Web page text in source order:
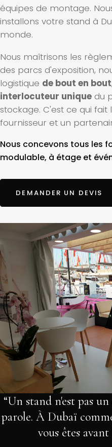
équipes de montage.
installons votre stand à
monde.
Nous maîtrisons les
des parcs d'exposition,
logistique de bout en bout
interlocuteur unique du
stockage. C'est ce qui
fournisseur et un
Nous concevons tous les
modulable, à étage et
DEMANDER UN DEVIS
“Un stand n'est pas
parole. À Dubaï
vous êtes